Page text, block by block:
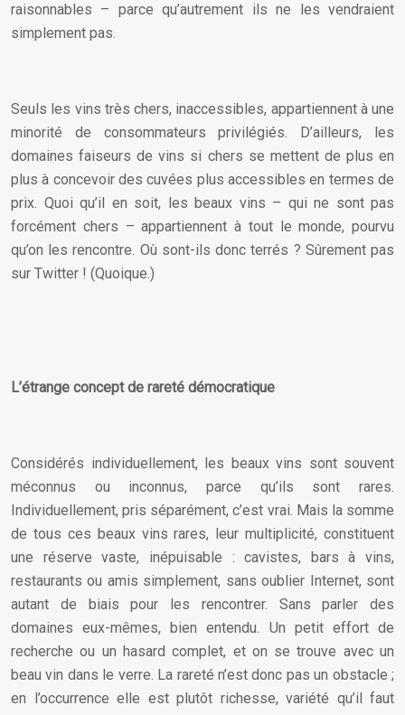
raisonnables – parce qu’autrement ils ne les vendraient
simplement pas.
Seuls les vins très chers, inaccessibles, appartiennent à une
minorité de consommateurs privilégiés. D’ailleurs, les
domaines faiseurs de vins si chers se mettent de plus en
plus à concevoir des cuvées plus accessibles en termes de
prix. Quoi qu’il en soit, les beaux vins – qui ne sont pas
forcément chers – appartiennent à tout le monde, pourvu
qu’on les rencontre. Où sont-ils donc terrés ? Sûrement pas
sur Twitter ! (Quoique.)
L’étrange concept de rareté démocratique
Considérés individuellement, les beaux vins sont souvent
méconnus ou inconnus, parce qu’ils sont rares.
Individuellement, pris séparément, c’est vrai. Mais la somme
de tous ces beaux vins rares, leur multiplicité, constituent
une réserve vaste, inépuisable : cavistes, bars à vins,
restaurants ou amis simplement, sans oublier Internet, sont
autant de biais pour les rencontrer. Sans parler des
domaines eux-mêmes, bien entendu. Un petit effort de
recherche ou un hasard complet, et on se trouve avec un
beau vin dans le verre. La rareté n’est donc pas un obstacle ;
en l’occurrence elle est plutôt richesse, variété qu’il faut